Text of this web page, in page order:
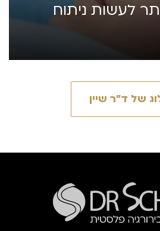
לעשות ניתוח
של ד״ר שיין